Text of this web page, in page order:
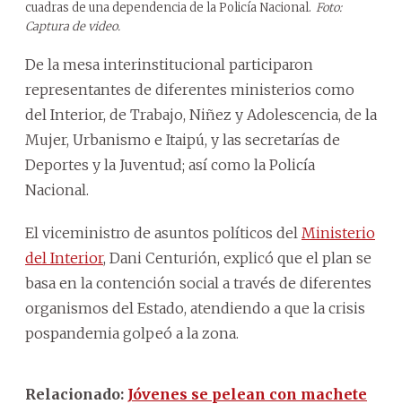
cuadras de una dependencia de la Policía Nacional. Foto:
Captura de video.
De la mesa interinstitucional participaron
representantes de diferentes ministerios como
del Interior, de Trabajo, Niñez y Adolescencia, de la
Mujer, Urbanismo e Itaipú, y las secretarías de
Deportes y la Juventud; así como la Policía
Nacional.
El viceministro de asuntos políticos del Ministerio
del Interior, Dani Centurión, explicó que el plan se
basa en la contención social a través de diferentes
organismos del Estado, atendiendo a que la crisis
pospandemia golpeó a la zona.
Relacionado: Jóvenes se pelean con machete